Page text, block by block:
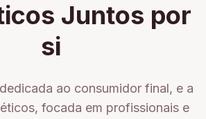
Juntos por
si
ao consumidor final, e a
focada em profissionais e